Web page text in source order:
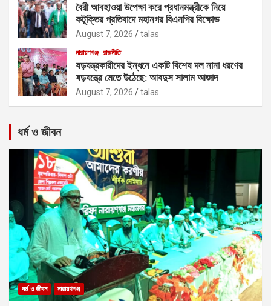
বৈরী আবহাওয়া উপেক্ষা করে প্রধানমন্ত্রীকে নিয়ে
কটূক্তির প্রতিবাদে মহানগর বিএনপির বিক্ষোভ
August 7, 2026 talas
নারায়ণগঞ্জ রাজনীতি
ষড়যন্ত্রকারীদের ইন্ধনে একটি বিশেষ দল নানা ধরণের
ষড়যন্ত্রে মেতে উঠেছে: আবদুস সালাম আজাদ
August 7, 2026 talas
ধর্ম ও জীবন
ধর্ম ও জীবন নারায়ণগঞ্জ